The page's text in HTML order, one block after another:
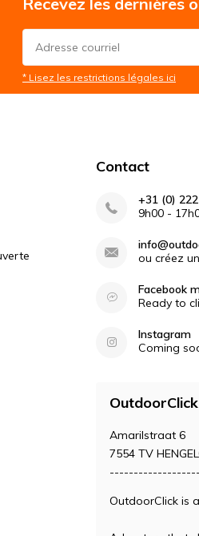
* Lisez les restrictions légales ici
Contact
+31 (0)
9h00 -
ou créez
Facebook
Ready to
Instagram
Coming
OutdoorClick
Amarilstraat 6
7554 TV
OutdoorClick is